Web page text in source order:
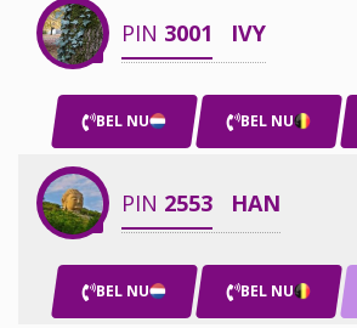
PIN 3001 IVY
BEL NU BEL NU
PIN 2553 HAN
BEL NU BEL NU